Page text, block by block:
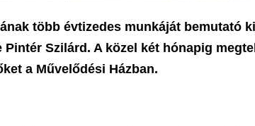
több évtizedes munkáját bemutató
Szilárd. A közel két hónapig
a Művelődési Házban.